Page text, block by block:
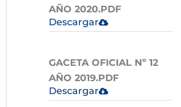
AÑO 2020.PDF
Descargar
GACETA OFICIAL Nº 12
AÑO 2019.PDF
Descargar